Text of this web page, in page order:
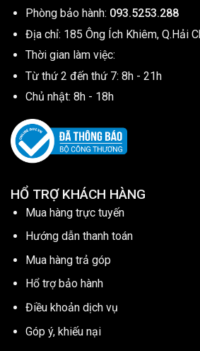
Phòng bảo hành: 093.5253.288
Địa chỉ: 185 Ông Ích Khiêm, Q.Hải
Thời gian làm việc:
Từ thứ 2 đến thứ 7: 8h - 21h
Chủ nhật: 8h - 18h
HỔ TRỢ KHÁCH HÀNG
Mua hàng trực tuyến
Hướng dẫn thanh toán
Mua hàng trả góp
Hổ trợ bảo hành
Điều khoản dịch vụ
Góp ý, khiếu nại